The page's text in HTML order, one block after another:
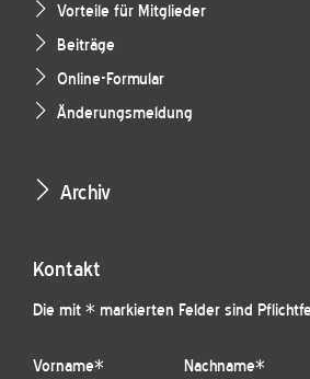
Vorteile für Mitglieder
Beiträge
Online-Formular
Änderungsmeldung
Archiv
Kontakt
Die mit * markierten Felder sind
Vorname* Nachname*